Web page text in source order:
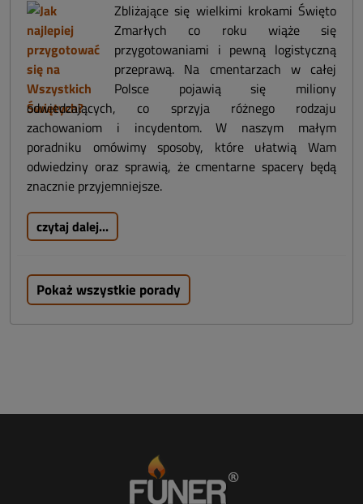
Zbliżające się wielkimi krokami Święto
Zmarłych co roku wiąże się
przygotowaniami i pewną logistyczną
przeprawą. Na cmentarzach w całej
Polsce pojawią się miliony
odwiedzających, co sprzyja różnego rodzaju
zachowaniom i incydentom. W naszym małym
poradniku omówimy sposoby, które ułatwią Wam
odwiedziny oraz sprawią, że cmentarne spacery będą
znacznie przyjemniejsze.
czytaj dalej...
Pokaż wszystkie porady